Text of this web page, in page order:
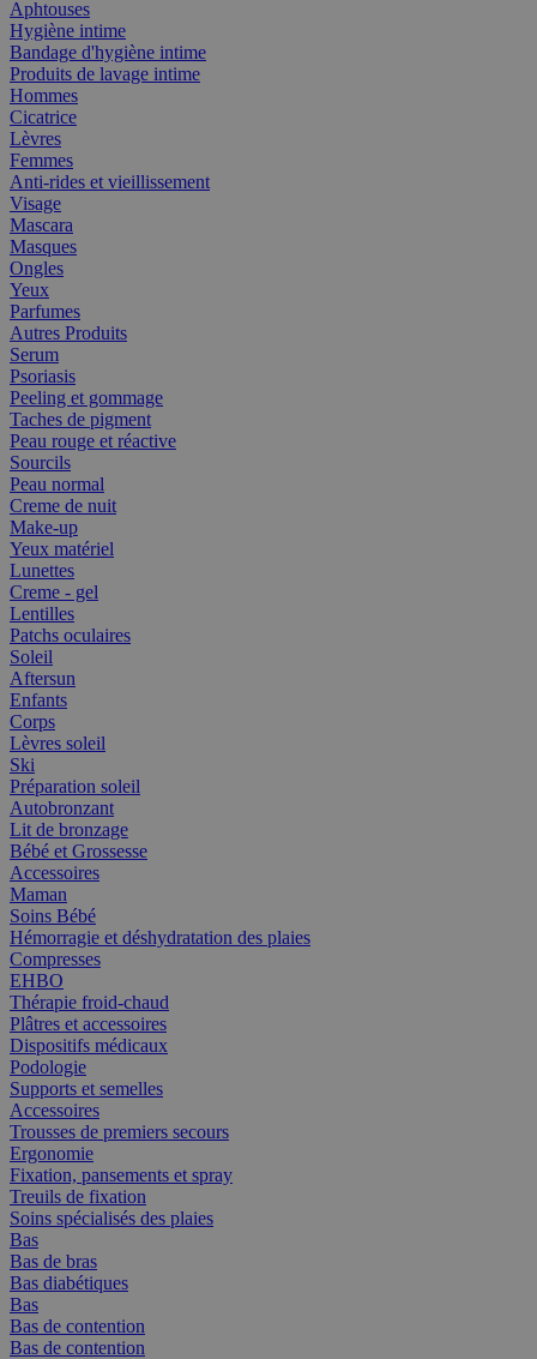
Aphtouses
Hygiène intime
Bandage d'hygiène intime
Produits de lavage intime
Hommes
Cicatrice
Lèvres
Femmes
Anti-rides et vieillissement
Visage
Mascara
Masques
Ongles
Yeux
Parfumes
Autres Produits
Serum
Psoriasis
Peeling et gommage
Taches de pigment
Peau rouge et réactive
Sourcils
Peau normal
Creme de nuit
Make-up
Yeux matériel
Lunettes
Creme - gel
Lentilles
Patchs oculaires
Soleil
Aftersun
Enfants
Corps
Lèvres soleil
Ski
Préparation soleil
Autobronzant
Lit de bronzage
Bébé et Grossesse
Accessoires
Maman
Soins Bébé
Hémorragie et déshydratation des plaies
Compresses
EHBO
Thérapie froid-chaud
Plâtres et accessoires
Dispositifs médicaux
Podologie
Supports et semelles
Accessoires
Trousses de premiers secours
Ergonomie
Fixation, pansements et spray
Treuils de fixation
Soins spécialisés des plaies
Bas
Bas de bras
Bas diabétiques
Bas
Bas de contention
Bas de contention